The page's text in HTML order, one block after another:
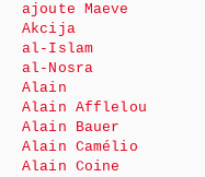
ajoute Maeve
Akcija
al-Islam
al-Nosra
Alain
Alain Afflelou
Alain Bauer
Alain Camélio
Alain Coine